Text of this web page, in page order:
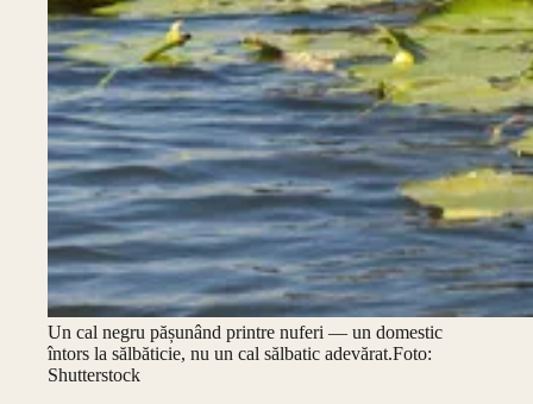
Un cal negru pășunând printre nuferi — un domestic
întors la sălbăticie, nu un cal sălbatic adevărat.Foto:
Shutterstock